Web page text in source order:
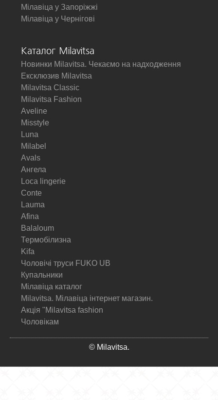
Мілавіца у Запоріжжі
Мілавіца у Чернігові
Каталог Milavitsa
Новинки Milavitsa. Чекаємо на надходження
Ексклюзив Milavitsa
Milavitsa Classic
Milavitsa Fashion
Aveline
Misstyle
Luna
Milabel
Avals
Ангела
Loca lingerie
Conte
Lauma
Afina
Balaloum
Термобілизна
Kifa
Чоловічі труси FUKO UB
Купальники
Мілавіца каталог
Milavitsa. Мілавіца інтернет магазин.
Акція "Milavitsa fashion
Чоловікам
© Milavitsa.